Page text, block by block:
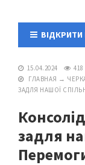
15.04.2024
ГЛАВНАЯ →
ЗАДЛЯ НАШОЇ
задля